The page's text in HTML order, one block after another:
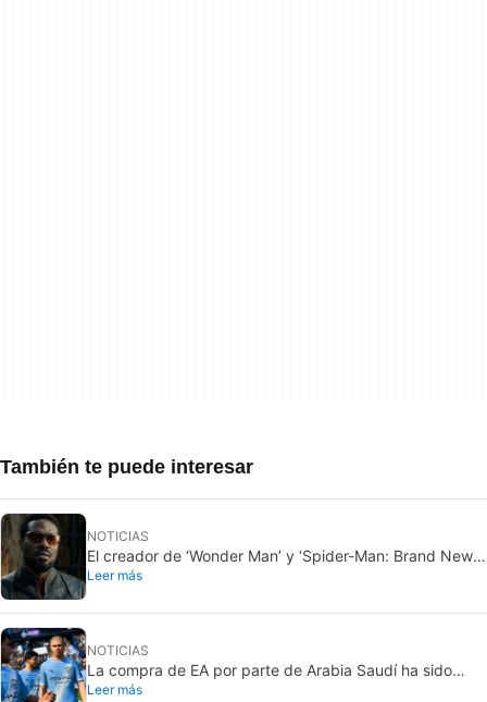
También te puede interesar
NOTICIAS
El creador de ‘Wonder Man’ y ‘Spider-Man: Brand New
Day’ no entiende por qué la serie fue cancelada
Leer más
NOTICIAS
La compra de EA por parte de Arabia Saudí ha sido
finalizada, y eso son malas noticias para todos
Leer más